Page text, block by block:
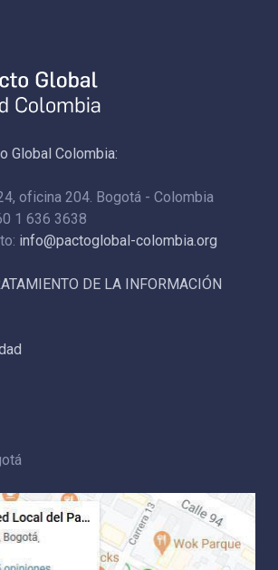
Global Colombia:
oficina 204. Bogotá - Colombia
1 636 3638
info@pactoglobal-colombia.org
DE LA INFORMACIÓN